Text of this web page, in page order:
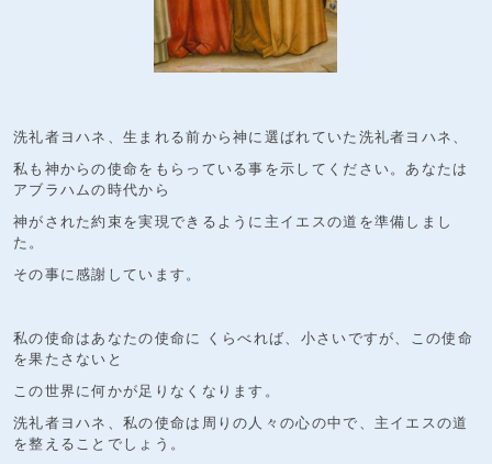
洗礼者ヨハネ、生まれる前から神に選ばれていた洗礼者ヨハネ、
私も神からの使命をもらっている事を示してください。あなたは
アブラハムの時代から
神がされた約束を実現できるように主イエスの道を準備しまし
た。
その事に感謝しています。
私の使命はあなたの使命に くらべれば、小さいですが、この使命
を果たさないと
この世界に何かが足りなくなります。
洗礼者ヨハネ、私の使命は周りの人々の心の中で、主イエスの道
を整えることでしょう。